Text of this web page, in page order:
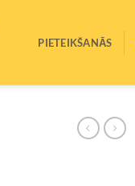
PIETEIKŠANĀS